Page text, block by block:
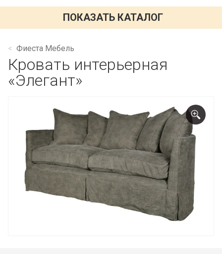
ПОКАЗАТЬ КАТАЛОГ
Фиеста Мебель
Кровать интерьерная
«Элегант»